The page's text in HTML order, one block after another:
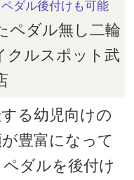
ペダル無し二輪
クルスポット武
る幼児向けの
豊富になって
ダルを後付け